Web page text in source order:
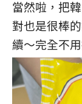
當然啦，把
對也是很棒
續～完全不